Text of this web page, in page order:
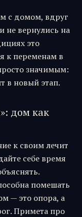
с домом, вдруг
не вернулись на
это
к переменам в
значимым:
в новый этап.
дом как
к своим лечит
себе время
помешать
— это опора, а
Примета про